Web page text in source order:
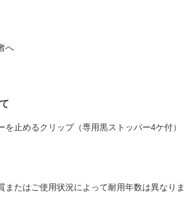
へ
を止めるクリップ（専用黒ストッパー4ケ付）
またはご使用状況によって耐用年数は異なりま